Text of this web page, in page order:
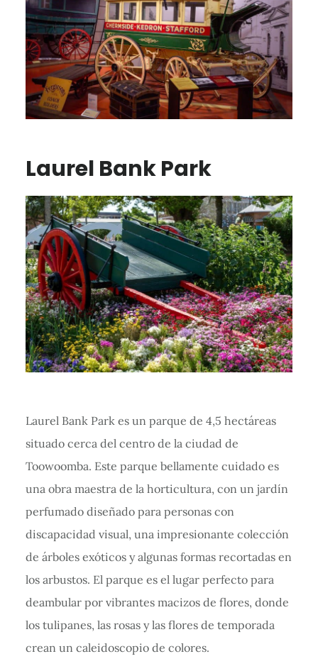
Laurel Bank Park
Laurel Bank Park es un parque de 4,5 hectáreas
situado cerca del centro de la ciudad de
Toowoomba. Este parque bellamente cuidado es
una obra maestra de la horticultura, con un jardín
perfumado diseñado para personas con
discapacidad visual, una impresionante colección
de árboles exóticos y algunas formas recortadas en
los arbustos. El parque es el lugar perfecto para
deambular por vibrantes macizos de flores, donde
los tulipanes, las rosas y las flores de temporada
crean un caleidoscopio de colores.